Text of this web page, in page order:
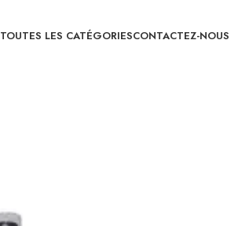
TOUTES LES CATÉGORIESCONTACTEZ-NOUS